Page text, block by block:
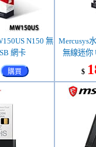
N150 無
網卡
購買
Mercusys
無線迷你
$